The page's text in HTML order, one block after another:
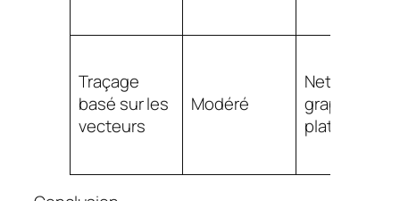
Traçage
basé sur les
vecteurs
Modéré
Net pour les
graphiques
plats